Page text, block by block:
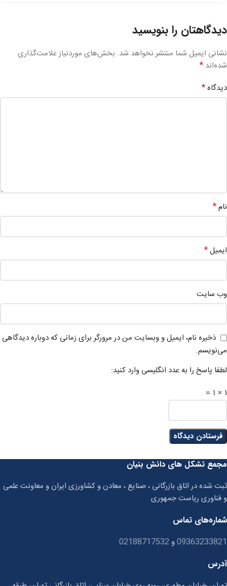
دیدگاهتان را بنویسید
نشانی ایمیل شما منتشر نخواهد شد. بخش‌های موردنیاز علامت‌گذاری
شده‌اند *
دیدگاه*
نام*
ایمیل*
وب‌ سایت
ذخیره نام، ایمیل و وبسایت من در مرورگر برای زمانی که دوباره دیدگاهی
می‌نویسم.
لطفا پاسخ را به عدد انگلیسی وارد کنید:
1 × 1 =
مجمع تشکل های دانش بنیان
ثبت شده در اتاق بازرگانی ، صنایع ، معادن و کشاورزی ایران و معاونت علمی
و فناوری ریاست جمهوری
شماره‌های تماس
09363233821و 02188717532
آدرس